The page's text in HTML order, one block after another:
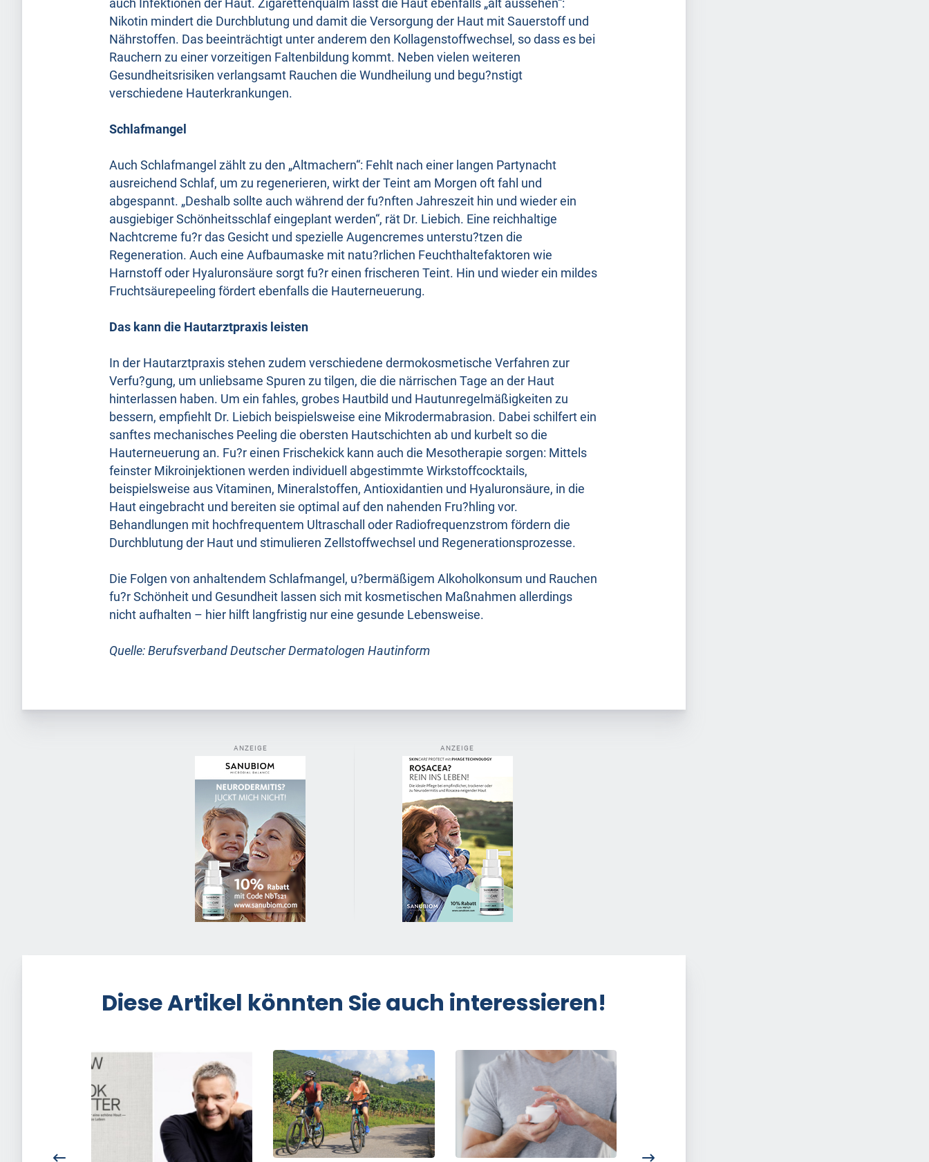
auch Infektionen der Haut. Zigarettenqualm lässt die Haut ebenfalls „alt aussehen“:
Nikotin mindert die Durchblutung und damit die Versorgung der Haut mit Sauerstoff und
Nährstoffen. Das beeinträchtigt unter anderem den Kollagenstoffwechsel, so dass es bei
Rauchern zu einer vorzeitigen Faltenbildung kommt. Neben vielen weiteren
Gesundheitsrisiken verlangsamt Rauchen die Wundheilung und begu?nstigt
verschiedene Hauterkrankungen.
Schlafmangel
Auch Schlafmangel zählt zu den „Altmachern“: Fehlt nach einer langen Partynacht
ausreichend Schlaf, um zu regenerieren, wirkt der Teint am Morgen oft fahl und
abgespannt. „Deshalb sollte auch während der fu?nften Jahreszeit hin und wieder ein
ausgiebiger Schönheitsschlaf eingeplant werden“, rät Dr. Liebich. Eine reichhaltige
Nachtcreme fu?r das Gesicht und spezielle Augencremes unterstu?tzen die
Regeneration. Auch eine Aufbaumaske mit natu?rlichen Feuchthaltefaktoren wie
Harnstoff oder Hyaluronsäure sorgt fu?r einen frischeren Teint. Hin und wieder ein mildes
Fruchtsäurepeeling fördert ebenfalls die Hauterneuerung.
Das kann die Hautarztpraxis leisten
In der Hautarztpraxis stehen zudem verschiedene dermokosmetische Verfahren zur
Verfu?gung, um unliebsame Spuren zu tilgen, die die närrischen Tage an der Haut
hinterlassen haben. Um ein fahles, grobes Hautbild und Hautunregelmäßigkeiten zu
bessern, empfiehlt Dr. Liebich beispielsweise eine Mikrodermabrasion. Dabei schilfert ein
sanftes mechanisches Peeling die obersten Hautschichten ab und kurbelt so die
Hauterneuerung an. Fu?r einen Frischekick kann auch die Mesotherapie sorgen: Mittels
feinster Mikroinjektionen werden individuell abgestimmte Wirkstoffcocktails,
beispielsweise aus Vitaminen, Mineralstoffen, Antioxidantien und Hyaluronsäure, in die
Haut eingebracht und bereiten sie optimal auf den nahenden Fru?hling vor.
Behandlungen mit hochfrequentem Ultraschall oder Radiofrequenzstrom fördern die
Durchblutung der Haut und stimulieren Zellstoffwechsel und Regenerationsprozesse.
Die Folgen von anhaltendem Schlafmangel, u?bermäßigem Alkoholkonsum und Rauchen
fu?r Schönheit und Gesundheit lassen sich mit kosmetischen Maßnahmen allerdings
nicht aufhalten – hier hilft langfristig nur eine gesunde Lebensweise.
Quelle: Berufsverband Deutscher Dermatologen Hautinform
ANZEIGE ANZEIGE
Diese Artikel könnten Sie auch interessieren!